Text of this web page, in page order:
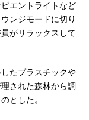
エントライトなど
ンジモードに切り
がリラックスして
たプラスチックや
された森林から調
とした。